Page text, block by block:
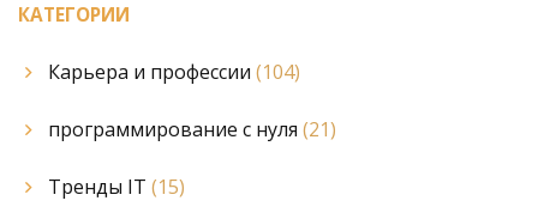
КАТЕГОРИИ
Карьера и профессии (104)
программирование с нуля (21)
Тренды IT (15)